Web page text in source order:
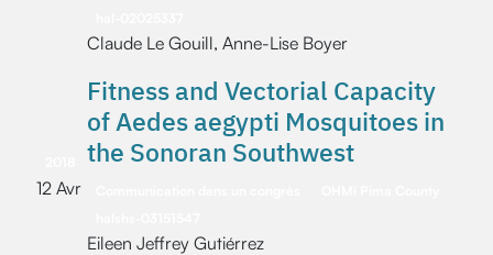
Claude Le Gouill, Anne-Lise Boyer
12 Avr
Fitness and Vectorial Capacity
of Aedes aegypti Mosquitoes in
the Sonoran Southwest
Eileen Jeffrey Gutiérrez